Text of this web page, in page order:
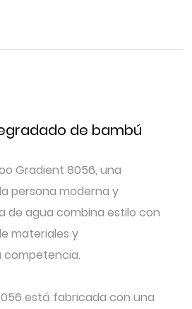
de bambú
Gradient 8056, una
persona moderna y
de agua combina estilo con
materiales y
competencia.
está fabricada con una